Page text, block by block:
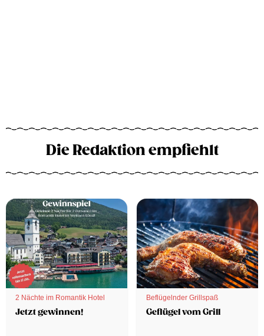
Die Redaktion empfiehlt
2 Nächte im Romantik Hotel
Jetzt gewinnen!
Beflügelnder Grillspaß
Geflügel vom Grill